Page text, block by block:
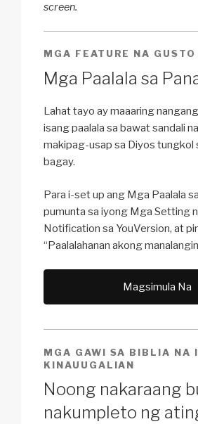
screen.
MGA FEATURE NA GUSTO
Mga Paalala sa
Lahat tayo ay maaaring
isang paalala sa bawat sandali
makipag-usap sa Diyos tungkol
bagay.
Para i-set up ang Mga Paalala
pumunta sa iyong Mga Setting
Notification sa YouVersion, at
“Paalalahanan akong
Magsimula Na
MGA GAWI SA BIBLIA NA
KINAUUGALIAN
Noong nakaraang
nakumpleto ng